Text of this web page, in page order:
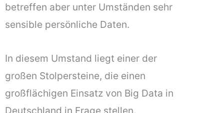
betreffen aber unter Umständen sehr
sensible persönliche Daten.
In diesem Umstand liegt einer der
großen Stolpersteine, die einen
großflächigen Einsatz von Big Data in
Deutschland in Frage stellen.